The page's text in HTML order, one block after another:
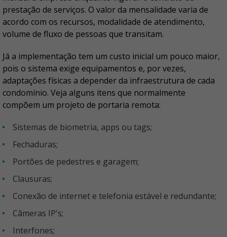
prestação de serviços. O valor da mensalidade varia de
acordo com os recursos, modalidade de atendimento,
volume de fluxo de pessoas que transitam.
Já a implementação tem um custo inicial um pouco maior,
pois o sistema exige equipamentos e, por vezes,
adaptações físicas a depender da infraestrutura de cada
condomínio. Veja alguns itens que normalmente
compõem um projeto de portaria remota:
Sistemas de biometria, apps ou tags;
Fechaduras;
Portões de pedestres e garagem;
Clausuras;
Conexão de internet e telefonia estável e redundante;
Câmeras IP's;
Interfones;